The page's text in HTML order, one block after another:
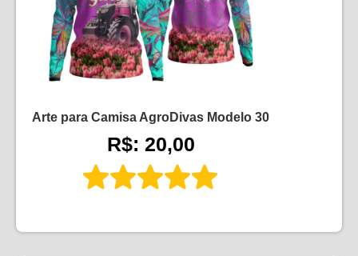
Arte para Camisa AgroDivas Modelo 30
R$: 20,00